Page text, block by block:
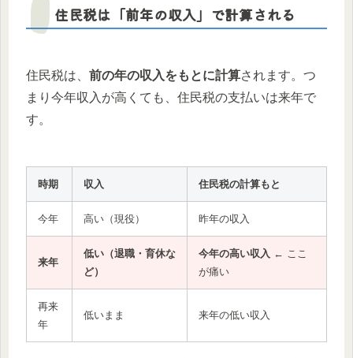
住民税は「前年の収入」で計算される
住民税は、 前の年の収入をもとに計算されます。つ
まり今年収入が高くても、住民税の支払いは来年で
す。
時期 収入 住民税の計算もと
今年 高い（現役） 昨年の収入
来年
低い（退職・育休な
ど）
今年の高い収入 ← ここ
が痛い
再来
年
低いまま 来年の低い収入